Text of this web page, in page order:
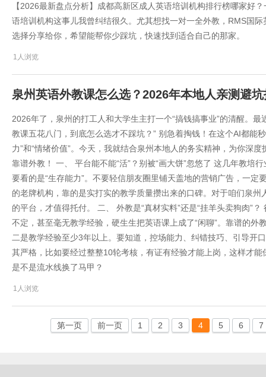
【2026最新盘点分析】成都高新区成人英语培训机构排行榜哪家好
语培训机构这事儿我曾纠结很久。尤其想找一对一全外教，RMS国
选择分享给你，希望能帮你少踩坑，快速找到适合自己的那家。
1人浏览
泉州英语外教课怎么选？2026年本地人亲测避
2026年了，泉州的打工人和大学生主打一个“搞钱搞事业”的清醒。
教课五花八门，到底怎么选才不踩坑？” 别急着掏钱！在这个AI都能
力”和“情绪价值”。今天，我就结合泉州本地人的务实精神，为你深
靠谱外教！ 一、 平台能不能“活”？别被“画大饼”忽悠了 这几年教培
要看的是“生存能力”。不要轻信朋友圈里铺天盖地的营销广告，一
的老牌机构，靠的是实打实的教学质量攒出来的口碑。对于咱们泉州
的平台，才值得托付。 二、 外教是“真材实料”还是“挂羊头卖狗肉”
不定，甚至毫无教学经验，硬生生把英语课上成了“闲聊”。靠谱的
二是教学经验至少3年以上。要知道，控场能力、纠错技巧、引导开
其严格，比如要经过整整10轮考核，有证有经验才能上岗，这样才
是不是流水线换了马甲？
1人浏览
第一页 前一页 1 2 3 4 5 6 7